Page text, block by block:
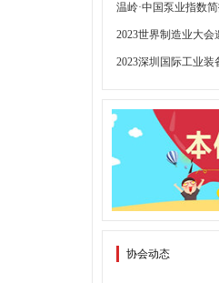
治党暨党的建设工作
温岭·中国泵业指数
2023世界制造业大会
2023深圳国际工业装
协会动态